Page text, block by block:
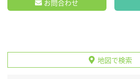
お問合わせ
地図で検索